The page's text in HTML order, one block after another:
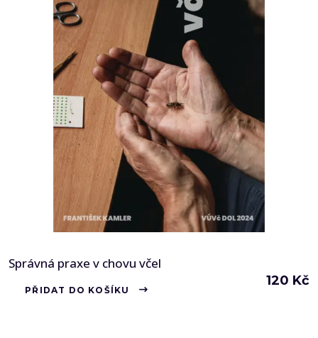
Správná praxe v chovu včel
120 Kč
PŘIDAT DO KOŠÍKU